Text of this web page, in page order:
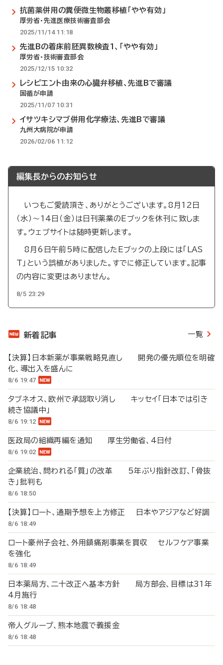
抗菌薬併用の糞便微生物叢移植「やや有効」
厚労省・先進医療技術審査部会
2025/11/14 11:18
先進Bの着床前胚異数検査1、「やや有効」
厚労省・技術審査部会
2025/12/15 10:32
レシピエント由来の心臓弁移植、先進Bで審議
国循が申請
2025/11/07 10:31
イサツキシマブ併用化学療法、先進Bで審議
九州大病院が申請
2026/02/06 11:12
編集長からのお知らせ
いつもご愛読頂き、ありがとうございます。8月12日
（水）～14日（金）は日刊薬業のEブックを休刊に致しま
す。ウェブサイトは随時更新します。
8月6日午前5時に配信したEブックの上段には「LAS
T」という誤植がありました。すでに修正しています。記事
の内容に変更はありません。
8/5 23:29
新着記事 一覧
【決算】日本新薬が事業戦略見直し 開発の優先順位を明確
化、導出入を盛んに
8/6 19:47
タブネオス、欧州で承認取り消し キッセイ「日本では引き
続き協議中」
8/6 19:12
医政局の組織再編を通知 厚生労働省、4日付
8/6 19:02
企業統治、問われる「質」の改革 5年ぶり指針改訂、「骨抜
き」批判も
8/6 18:50
【決算】ロート、通期予想を上方修正 日本やアジアなど好調
8/6 18:49
ロート豪州子会社、外用鎮痛剤事業を買収 セルフケア事業
を強化
8/6 18:49
日本薬局方、二十改正へ基本方針 局方部会、目標は31年
4月施行
8/6 18:48
帝人グループ、熊本地震で義援金
8/6 18:48